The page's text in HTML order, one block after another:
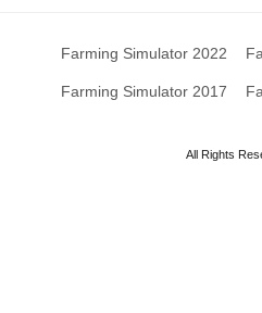
Farming Simulator 2022
Farming Simulator 2017
All Rights